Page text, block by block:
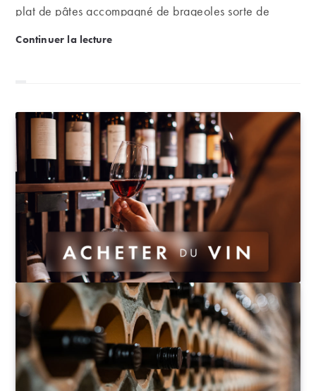
plat de pâtes accompagné de brageoles sorte de
dans une sauce tomate. A accompagner bien sûr d’un
Continuer la lectureRecette – Macaronade sétoise